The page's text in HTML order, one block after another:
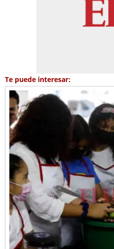
Te puede interesar: